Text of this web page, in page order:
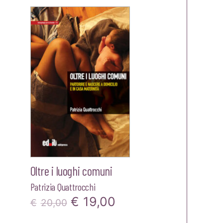
originale
era:
€20,00.
attuale
è:
€19,00.
Oltre i luoghi comuni
Patrizia Quattrocchi
€ 20,00 Il
€ 19,00